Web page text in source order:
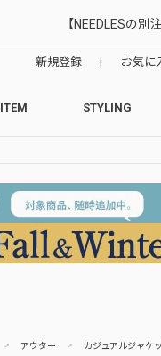
【NEEDLESの別
ITEM STYLING
新規登録 | お気に
> アウター > カジュアルジャケ